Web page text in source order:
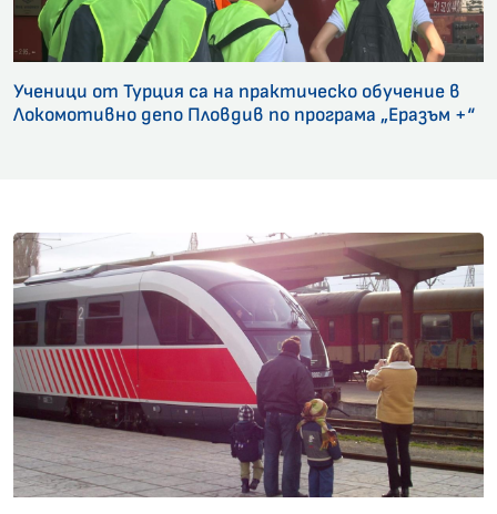
Ученици от Турция са на практическо обучение в
Локомотивно депо Пловдив по програма „Еразъм +“